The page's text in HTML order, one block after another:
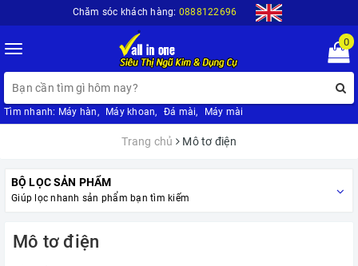
Chăm sóc khách hàng: 0888122696
Toggle
navigation
0
Tìm nhanh: Máy hàn, Máy khoan, Đá mài, Máy mài
Trang chủ Mô tơ điện
BỘ LỌC SẢN PHẨM
Giúp lọc nhanh sản phẩm bạn tìm kiếm
Mô tơ điện